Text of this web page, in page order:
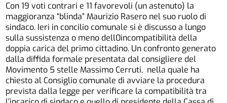
Con 19 voti contrari e 11 favorevoli (un astenuto) la
maggioranza “blinda” Maurizio Rasero nel suo ruolo di
sindaco. Ieri in concilio comunale si è discusso a lungo
sulla sussistenza o meno dell0incompatibilità della
doppia carica del primo cittadino. Un confronto generato
dalla diffida formale presentata dal consigliere del
Movimento 5 stelle Massimo Cerruti, nella quale ha
chiesto al Consiglio comunale di avviare la procedura
prevista dalla legge per verificare la compatibilità tra